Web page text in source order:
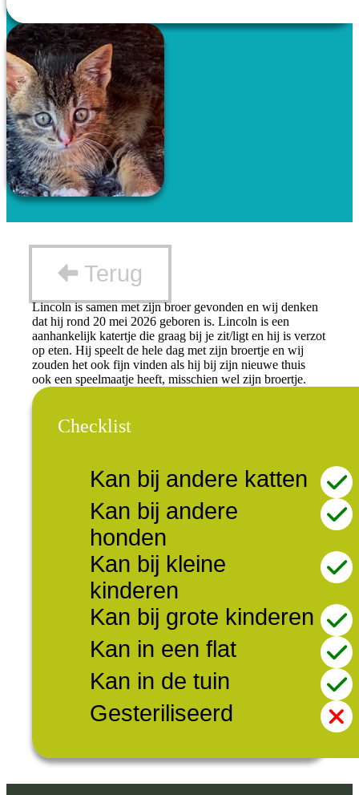
Terug
Lincoln is samen met zijn broer gevonden en wij denken
dat hij rond 20 mei 2026 geboren is. Lincoln is een
aanhankelijk katertje die graag bij je zit/ligt en hij is verzot
op eten. Hij speelt de hele dag met zijn broertje en wij
zouden het ook fijn vinden als hij bij zijn nieuwe thuis
ook een speelmaatje heeft, misschien wel zijn broertje.
Checklist
Kan bij andere katten
Kan bij andere
honden
Kan bij kleine
kinderen
Kan bij grote kinderen
Kan in een flat
Kan in de tuin
Gesteriliseerd